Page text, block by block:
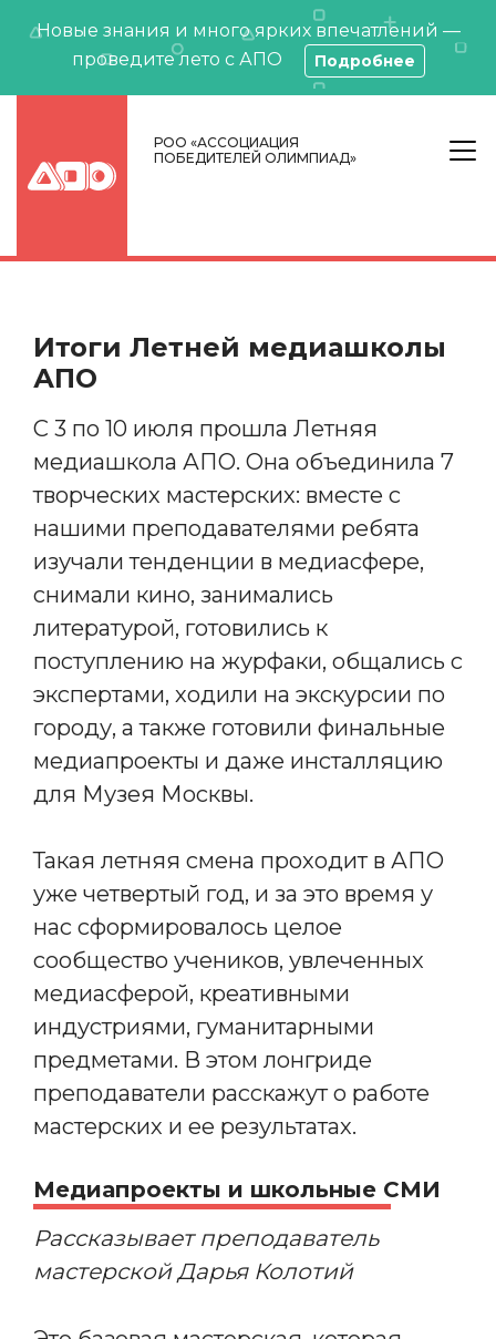
Новые знания и много ярких впечатлений —
проведите лето с АПО
Подробнее
РОО «АССОЦИАЦИЯ
ПОБЕДИТЕЛЕЙ ОЛИМПИАД»
Итоги Летней медиашколы
АПО
С 3 по 10 июля прошла Летняя
медиашкола АПО. Она объединила 7
творческих мастерских: вместе с
нашими преподавателями ребята
изучали тенденции в медиасфере,
снимали кино, занимались
литературой, готовились к
поступлению на журфаки, общались с
экспертами, ходили на экскурсии по
городу, а также готовили финальные
медиапроекты и даже инсталляцию
для Музея Москвы.
Такая летняя смена проходит в АПО
уже четвертый год, и за это время у
нас сформировалось целое
сообщество учеников, увлеченных
медиасферой, креативными
индустриями, гуманитарными
предметами. В этом лонгриде
преподаватели расскажут о работе
мастерских и ее результатах.
Медиапроекты и школьные СМИ
Рассказывает преподаватель
мастерской Дарья Колотий